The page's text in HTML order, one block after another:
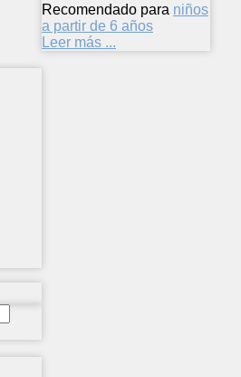
Recomendado para niños
a partir de 6 años
Leer más ...